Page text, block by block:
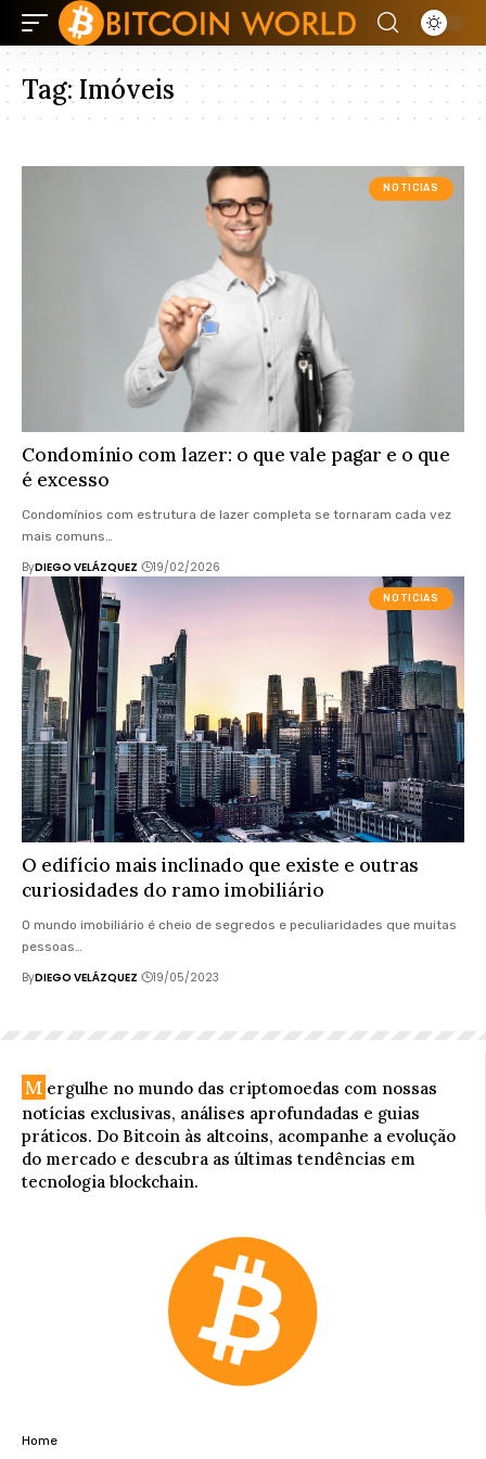
Tag:Imóveis
NOTICIAS
Condomínio com lazer: o que vale pagar e o que
é excesso
Condomínios com estrutura de lazer completa se tornaram cada vez
mais comuns…
ByDIEGO VELÁZQUEZ 19/02/2026
NOTICIAS
O edifício mais inclinado que existe e outras
curiosidades do ramo imobiliário
O mundo imobiliário é cheio de segredos e peculiaridades que muitas
pessoas…
ByDIEGO VELÁZQUEZ 19/05/2023
M ergulhe no mundo das criptomoedas com nossas
notícias exclusivas, análises aprofundadas e guias
práticos. Do Bitcoin às altcoins, acompanhe a evolução
do mercado e descubra as últimas tendências em
tecnologia blockchain.
Home